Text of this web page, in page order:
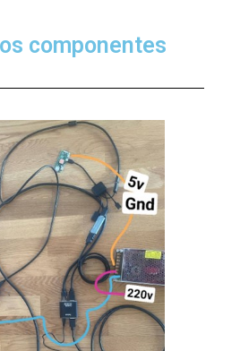
componentes